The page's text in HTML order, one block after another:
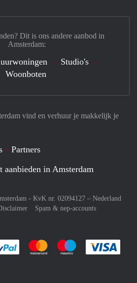
vind en verhuur je makkelijk je
Partners
aanbieden in Amsterdam
- KvK nr. 02094127 – Nederland
Spam & nep-accounts
Je rekent gemakkelijk af met Paypal
Je rekent gemakkelijk af met
Je rekent
Dit is ons andere aanbod in
Amsterdam:
Studio's
Woonboten